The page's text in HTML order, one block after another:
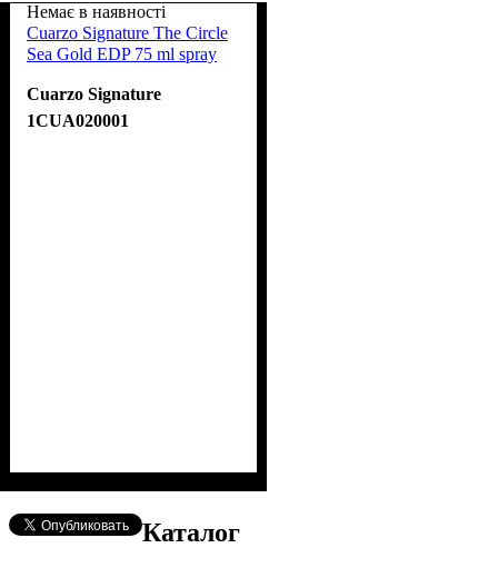
Немає в наявності
Cuarzo Signature The Circle
Sea Gold EDP 75 ml spray
Cuarzo Signature
1CUA020001
Каталог